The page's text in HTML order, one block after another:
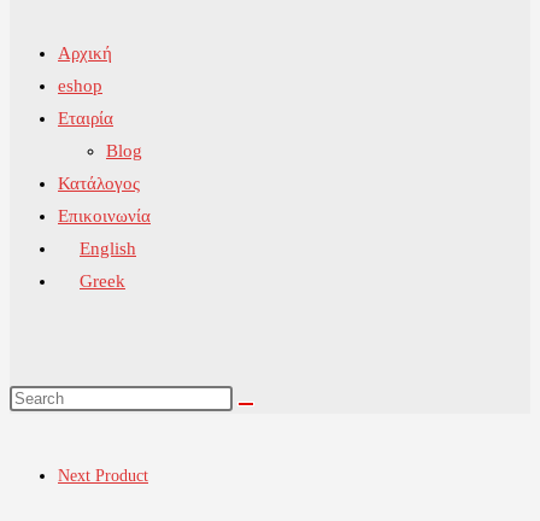
Αρχική
eshop
Εταιρία
Blog
Κατάλογος
Επικοινωνία
English
Greek
Next Product